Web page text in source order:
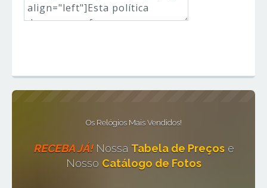
Os Relógios Mais Vendidos!
RECEBA JÁ!Nossa Tabela de Preçose
Nosso Catálogo de Fotos